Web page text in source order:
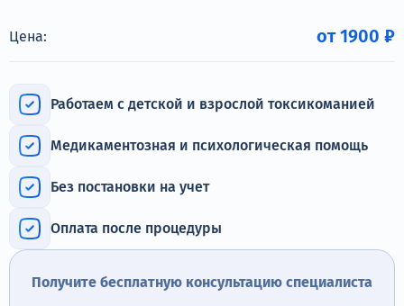
Круглосуточно, анонимно
Цена: от 1900 ₽
Работаем с детской и взрослой токсикоманией
Медикаментозная и психологическая помощь
Без постановки на учет
Оплата после процедуры
Получите бесплатную консультацию специалиста